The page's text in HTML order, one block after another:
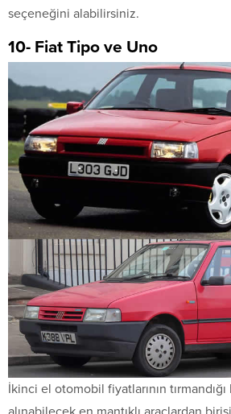
seçeneğini alabilirsiniz.
10- Fiat Tipo ve Uno
İkinci el otomobil fiyatlarının